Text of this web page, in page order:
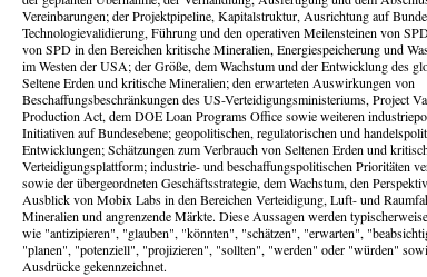
Vereinbarungen; der Projektpipeline, Kapitalstruktur, Ausrichtung auf
Technologievalidierung, Führung und den operativen Meilensteinen von
von SPD in den Bereichen kritische Mineralien, Energiespeicherung und
im Westen der USA; der Größe, dem Wachstum und der Entwicklung des
Seltene Erden und kritische Mineralien; den erwarteten Auswirkungen von
Beschaffungsbeschränkungen des US-Verteidigungsministeriums, Project
Production Act, dem DOE Loan Programs Office sowie weiteren
Initiativen auf Bundesebene; geopolitischen, regulatorischen und
Entwicklungen; Schätzungen zum Verbrauch von Seltenen Erden und
Verteidigungsplattform; industrie- und beschaffungspolitischen Prioritäten
sowie der übergeordneten Geschäftsstrategie, dem Wachstum, den
Ausblick von Mobix Labs in den Bereichen Verteidigung, Luft- und
Mineralien und angrenzende Märkte. Diese Aussagen werden
wie "antizipieren", "glauben", "könnten", "schätzen", "erwarten",
"planen", "potenziell", "projizieren", "sollten", "werden" oder "würden"
Ausdrücke gekennzeichnet.